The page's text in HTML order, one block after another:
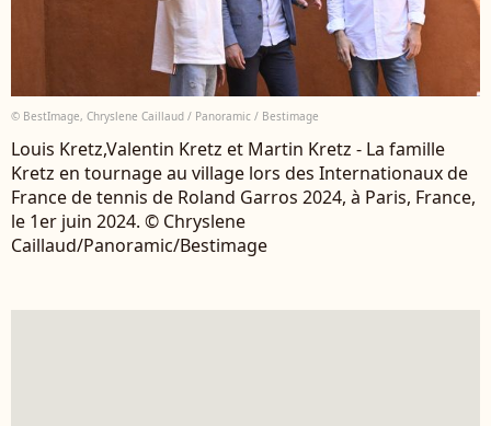
© BestImage, Chryslene Caillaud / Panoramic / Bestimage
Louis Kretz,Valentin Kretz et Martin Kretz - La famille
Kretz en tournage au village lors des Internationaux de
France de tennis de Roland Garros 2024, à Paris, France,
le 1er juin 2024. © Chryslene
Caillaud/Panoramic/Bestimage